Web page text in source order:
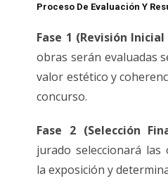
Proceso De Evaluación Y
Fase 1 (Revisión
obras serán evaluadas
valor estético y
concurso.
Fase 2 (Selección
jurado seleccionará
la exposición y